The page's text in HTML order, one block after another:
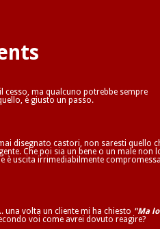
cesso, ma qualcuno potrebbe sempre
è giusto un passo.
disegnato castori, non saresti quello
Che poi sia un bene o un male non
è uscita irrimediabilmente
una volta un cliente mi ha chiesto "Ma lo
voi come avrei dovuto reagire?